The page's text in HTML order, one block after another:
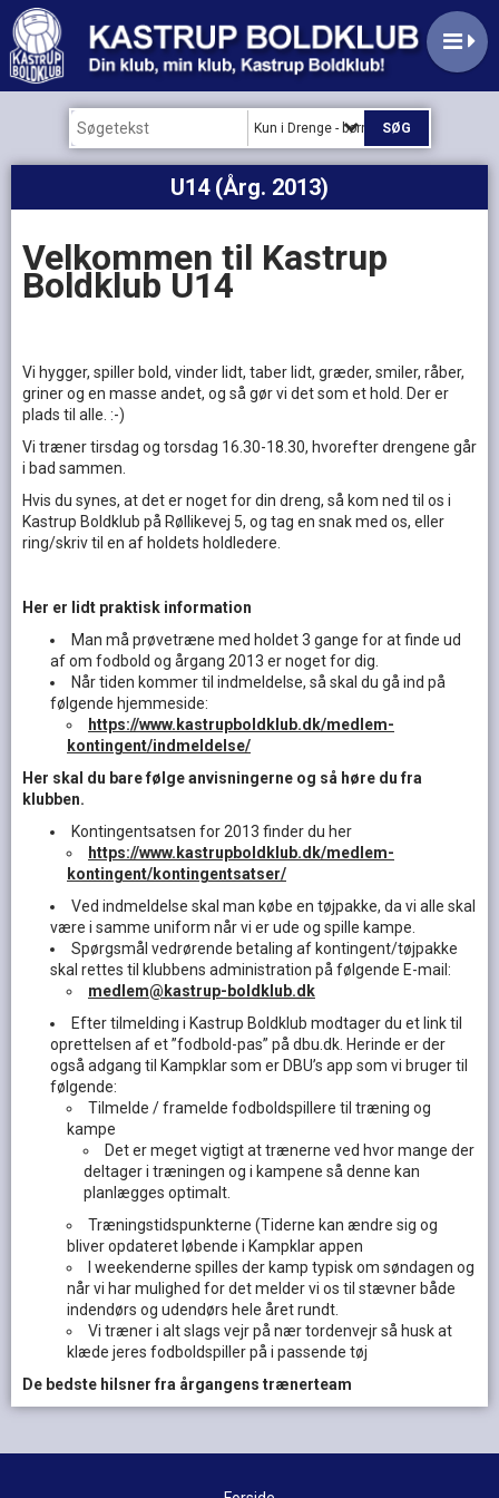
Kun i Drenge - børn og ungdom
U14 (Årg. 2013)
Velkommen til Kastrup
Boldklub U14
Vi hygger, spiller bold, vinder lidt, taber lidt, græder, smiler, råber,
griner og en masse andet, og så gør vi det som et hold. Der er
plads til alle. :-)
Vi træner tirsdag og torsdag 16.30-18.30, hvorefter drengene går
i bad sammen.
Hvis du synes, at det er noget for din dreng, så kom ned til os i
Kastrup Boldklub på Røllikevej 5, og tag en snak med os, eller
ring/skriv til en af holdets holdledere.
Her er lidt praktisk information
Man må prøvetræne med holdet 3 gange for at finde ud
af om fodbold og årgang 2013 er noget for dig.
Når tiden kommer til indmeldelse, så skal du gå ind på
følgende hjemmeside:
https://www.kastrupboldklub.dk/medlem-
kontingent/indmeldelse/
Her skal du bare følge anvisningerne og så høre du fra
klubben.
Kontingentsatsen for 2013 finder du her
https://www.kastrupboldklub.dk/medlem-
kontingent/kontingentsatser/
Ved indmeldelse skal man købe en tøjpakke, da vi alle skal
være i samme uniform når vi er ude og spille kampe.
Spørgsmål vedrørende betaling af kontingent/tøjpakke
skal rettes til klubbens administration på følgende E-mail:
medlem@kastrup-boldklub.dk
Efter tilmelding i Kastrup Boldklub modtager du et link til
oprettelsen af et ”fodbold-pas” på dbu.dk. Herinde er der
også adgang til Kampklar som er DBU’s app som vi bruger til
følgende:
Tilmelde / framelde fodboldspillere til træning og
kampe
Det er meget vigtigt at trænerne ved hvor mange der
deltager i træningen og i kampene så denne kan
planlægges optimalt.
Træningstidspunkterne (Tiderne kan ændre sig og
bliver opdateret løbende i Kampklar appen
I weekenderne spilles der kamp typisk om søndagen og
når vi har mulighed for det melder vi os til stævner både
indendørs og udendørs hele året rundt.
Vi træner i alt slags vejr på nær tordenvejr så husk at
klæde jeres fodboldspiller på i passende tøj
De bedste hilsner fra årgangens trænerteam